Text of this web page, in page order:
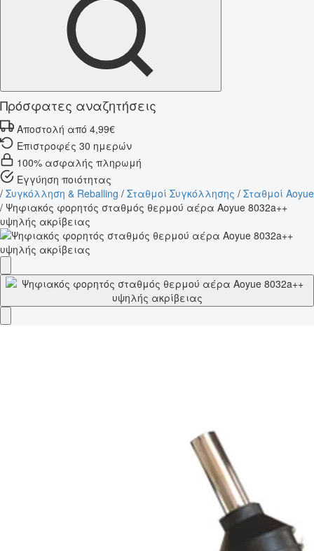
Πρόσφατες αναζητήσεις
Αποστολή από 4,99€
Επιστροφές 30 ημερών
100% ασφαλής πληρωμή
Εγγύηση ποιότητας
/ Συγκόλληση & Reballing / Σταθμοί Συγκόλλησης / Σταθμοί Aoyue
/ Ψηφιακός φορητός σταθμός θερμού αέρα Aoyue 8032a++
υψηλής ακρίβειας